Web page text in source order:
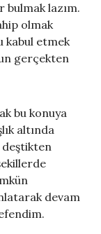
bulmak lazım.
olmak
kabul etmek
gerçekten
bu konuya
altında
deştikten
devam